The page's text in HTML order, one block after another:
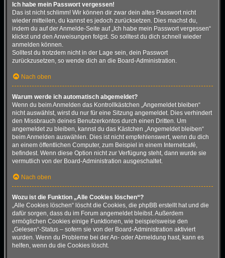
Ich habe mein Passwort vergessen!
Das ist nicht schlimm! Wir können dir zwar dein altes Passwort nicht
wieder mitteilen, du kannst es jedoch zurücksetzen. Dies machst du,
indem du auf der Anmelde-Seite auf „Ich habe mein Passwort vergessen“
klickst und den Anweisungen folgst. So solltest du dich schnell wieder
anmelden können.
Solltest du trotzdem nicht in der Lage sein, dein Passwort
zurückzusetzen, so wende dich an die Board-Administration.
Nach oben
Warum werde ich automatisch abgemeldet?
Wenn du beim Anmelden das Kontrollkästchen „Angemeldet bleiben“
nicht auswählst, wirst du nur für eine Sitzung angemeldet. Dies verhindert
den Missbrauch deines Benutzerkontos durch einen Dritten. Um
angemeldet zu bleiben, kannst du das Kästchen „Angemeldet bleiben“
beim Anmelden auswählen. Dies ist nicht empfehlenswert, wenn du dich
an einem öffentlichen Computer, zum Beispiel in einem Internetcafé,
befindest. Wenn diese Option nicht zur Verfügung steht, dann wurde sie
vermutlich von der Board-Administration ausgeschaltet.
Nach oben
Wozu ist die Funktion „Alle Cookies löschen“?
„Alle Cookies löschen“ löscht die Cookies, die phpBB erstellt hat und die
dafür sorgen, dass du im Forum angemeldet bleibst. Außerdem
ermöglichen Cookies einige Funktionen, wie beispielsweise den
„Gelesen“-Status – sofern sie von der Board-Administration aktiviert
wurden. Wenn du Probleme bei der An- oder Abmeldung hast, kann es
helfen, wenn du die Cookies löscht.